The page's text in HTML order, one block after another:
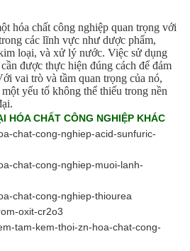
hóa chất công nghiệp quan trọng với
các lĩnh vực như dược phẩm,
loại, và xử lý nước. Việc sử dụng
được thực hiện đúng cách để đảm
vai trò và tầm quan trọng của nó,
yếu tố không thể thiếu trong nền
HÓA CHẤT CÔNG NGHIỆP KHÁC
chat-cong-nghiep-acid-sunfuric-
chat-cong-nghiep-muoi-lanh-
chat-cong-nghiep-thiourea
oxit-cr2o3
tam-kem-thoi-zn-hoa-chat-cong-